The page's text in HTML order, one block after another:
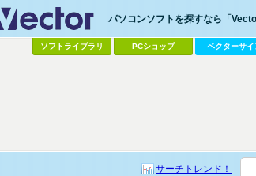
パソコンソフトを探すなら「
ソフトライブラリ PCショップ ベクターサイ
サーチトレンド！